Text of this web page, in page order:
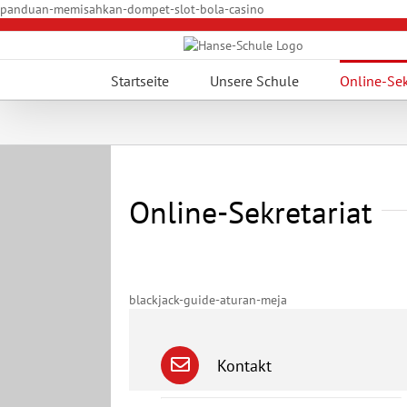
panduan-memisahkan-dompet-slot-bola-casino
springen
Startseite Unsere Schule Online-
Online-Sekretariat
blackjack-guide-aturan-meja
Kontakt